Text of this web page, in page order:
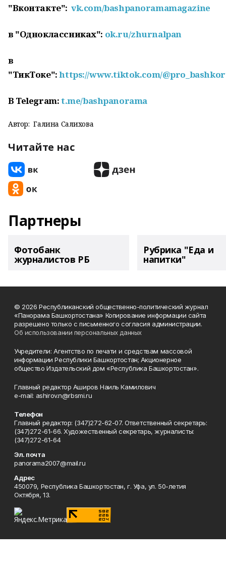
"Вконтакте":vk.com/bashpanoramamagazine
в "Одноклассниках": ok.ru/zhurnalpan
в
"ТикТоке":https://www.tiktok.com/
В Telegram:t.me/bashpanorama
Автор: Галина Салихова
Читайте нас
Партнеры
Фотобанк
журналистов РБ
Рубрика "Еда и
напитки"
© 2026 Республиканский общественно-политический журнал
«Панорама Башкортостана» Копирование информации сайта
разрешено только с письменного согласия администрации.
Об использовании персональных данных
Учредители: Агентство по печати и средствам массовой
информации Республики Башкортостан; Акционерное
общество Издательский дом «Республика Башкортостан».
Главный редактор Аширов Наиль Камилович
e-mail: ashirov.n@rbsmi.ru
Телефон
Главный редактор: (347)272-62-07. Ответственный секретарь:
(347)272-61-66. Художественный секретарь, журналисты:
(347)272-61-64
Эл. почта
panorama2007@mail.ru
Адрес
450079, Республика Башкортостан, г. Уфа, ул. 50-летия
Октября, 13.